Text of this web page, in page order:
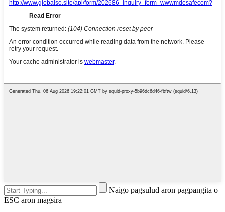
Naigo pagsulud aron pagpangita o
ESC aron magsira